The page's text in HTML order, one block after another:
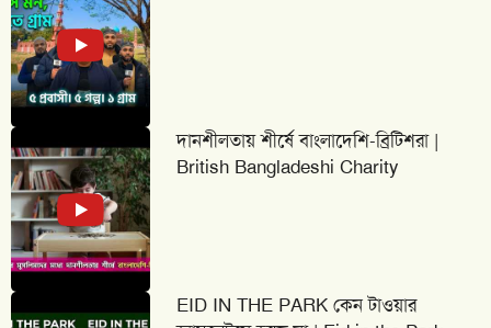
দানশীলতায় শীর্ষে বাংলাদেশি-ব্রিটিশরা |
British Bangladeshi Charity
EID IN THE PARK কেন টাওয়ার